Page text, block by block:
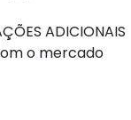
ADICIONAIS
o mercado